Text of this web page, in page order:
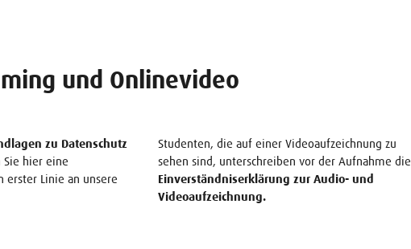
und Onlinevideo
zu Datenschutz
hier eine
erster Linie an unsere
Studenten, die auf einer Videoaufzeichnung zu
sehen sind, unterschreiben vor der Aufnahme die
Einverständniserklärung zur Audio- und
Videoaufzeichnung.